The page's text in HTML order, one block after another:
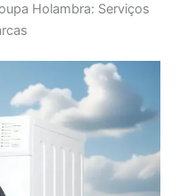
Holambra: Serviços